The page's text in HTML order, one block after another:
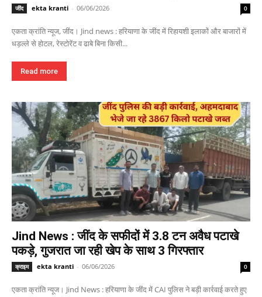
जींद ekta kranti - 06/06/2026 0
एकता क्रांति न्यूज, जींद। Jind news : हरियाणा के जींद में रिहायशी इलाकों और बाजारों में
धड़ल्ले से होटल, रेस्टोरेंट व ढाबे बिना किसी...
Read more
Jind News : जींद के सफीदों में 3.8 टन अवैध पटाखे
पकड़े, गुजरात जा रही खेप के साथ 3 गिरफ्तार
क्राइम ekta kranti - 06/06/2026 0
एकता क्रांति न्यूज। Jind News : हरियाणा के जींद में CAI पुलिस ने बड़ी कार्रवाई करते हुए